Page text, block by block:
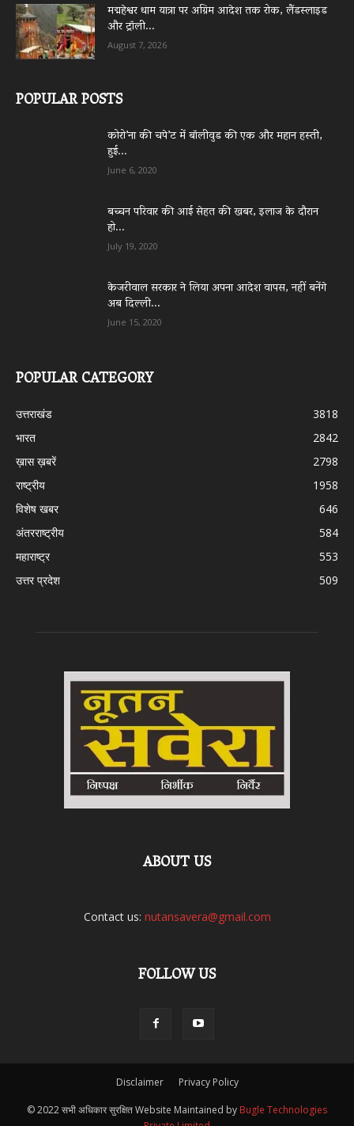
मद्महेश्वर धाम यात्रा पर अग्रिम आदेश तक रोक, लैंडस्लाइड
और ट्रॉली...
August 7, 2026
POPULAR POSTS
कोरो’ना की चपे’ट में बॉलीवुड की एक और महान हस्ती,
हुई...
June 6, 2020
बच्चन परिवार की आई सेहत की खबर, इलाज के दौरान
हो...
July 19, 2020
केजरीवाल सरकार ने लिया अपना आदेश वापस, नहीं बनेंगे
अब दिल्ली...
June 15, 2020
POPULAR CATEGORY
उत्तराखंड
3818
भारत
2842
ख़ास ख़बरें
2798
राष्ट्रीय
1958
विशेष खबर
646
अंतरराष्ट्रीय
584
महाराष्ट्र
553
उत्तर प्रदेश
509
ABOUT US
Contact us: nutansavera@gmail.com
FOLLOW US
Disclaimer Privacy Policy
© 2022 सभी अधिकार सुरक्षित Website Maintained by Bugle Technologies